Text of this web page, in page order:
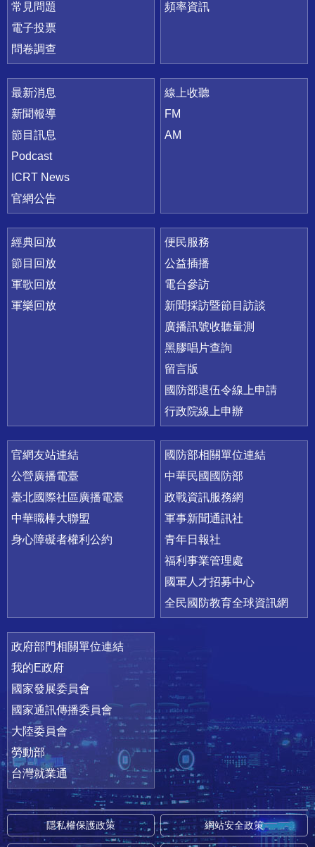
常見問題
電子投票
問卷調查
頻率資訊
最新消息
新聞報導
節目訊息
Podcast
ICRT News
官網公告
線上收聽
FM
AM
經典回放
節目回放
軍歌回放
軍樂回放
便民服務
公益插播
電台參訪
新聞採訪暨節目訪談
廣播訊號收聽量測
黑膠唱片查詢
留言版
國防部退伍令線上申請
行政院線上申辦
官網友站連結
公營廣播電臺
臺北國際社區廣播電臺
中華職棒大聯盟
身心障礙者權利公約
國防部相關單位連結
中華民國國防部
政戰資訊服務網
軍事新聞通訊社
青年日報社
福利事業管理處
國軍人才招募中心
全民國防教育全球資訊網
政府部門相關單位連結
我的E政府
國家發展委員會
國家通訊傳播委員會
大陸委員會
勞動部
台灣就業通
隱私權保護政策 網站安全政策